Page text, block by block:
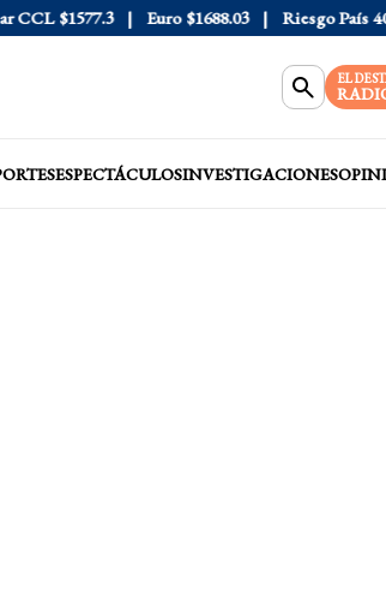
$1577.3 Euro $1688.03 Riesgo País 408
EL
ESPECTÁCULOSINVESTIGACIONES